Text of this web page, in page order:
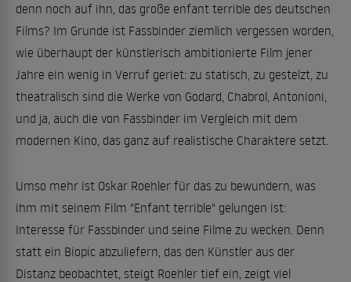
denn noch auf ihn, das große enfant terrible des deutschen
Films? Im Grunde ist Fassbinder ziemlich vergessen worden,
wie überhaupt der künstlerisch ambitionierte Film jener
Jahre ein wenig in Verruf geriet: zu statisch, zu gestelzt, zu
theatralisch sind die Werke von Godard, Chabrol, Antonioni,
und ja, auch die von Fassbinder im Vergleich mit dem
modernen Kino, das ganz auf realistische Charaktere setzt.
Umso mehr ist Oskar Roehler für das zu bewundern, was
ihm mit seinem Film "Enfant terrible" gelungen ist:
Interesse für Fassbinder und seine Filme zu wecken. Denn
statt ein Biopic abzuliefern, das den Künstler aus der
Distanz beobachtet, steigt Roehler tief ein, zeigt viel